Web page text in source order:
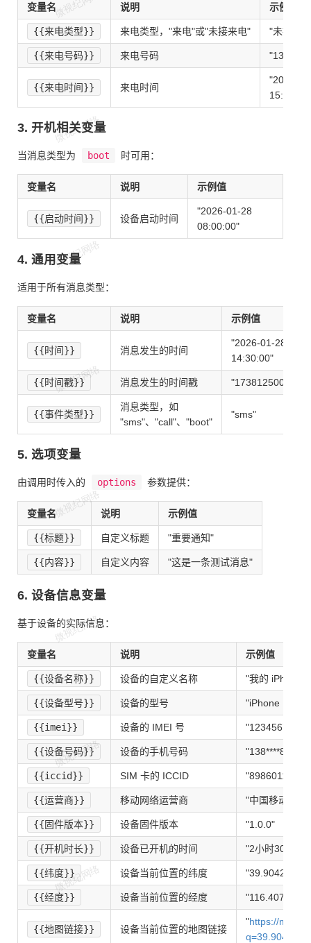
变量名 说明 示例值
{{来电类型}} 来电类型，"来电"或"未接来电" "未接来
{{来电号码}} 来电号码
{{来电时间}} 来电时间
"2026-
15:45:00"
3. 开机相关变量
当消息类型为 boot 时可用：
变量名 说明 示例值
{{启动时间}} 设备启动时间
"2026-01-28
08:00:00"
4. 通用变量
适用于所有消息类型：
变量名 说明 示例值
{{时间}} 消息发生的时间
"2026-01-28
14:30:00"
{{时间戳}} 消息发生的时间戳 "1738125000"
{{事件类型}}
消息类型，如
"sms"、"call"、"boot"
"sms"
5. 选项变量
由调用时传入的 options 参数提供：
变量名 说明 示例值
{{标题}} 自定义标题 "重要通知"
{{内容}} 自定义内容 "这是一条测试消息"
6. 设备信息变量
基于设备的实际信息：
变量名 说明 示例值
{{设备名称}} 设备的自定义名称 "我的 iPhone"
{{设备型号}} 设备的型号 "iPhone 12"
{{imei}} 设备的 IMEI 号
{{设备号码}} 设备的手机号码 "138****8888"
{{iccid}} SIM 卡的 ICCID
{{运营商}} 移动网络运营商 "中国移动"
{{固件版本}} 设备固件版本 "1.0.0"
{{开机时长}} 设备已开机的时间 "2小时30分钟"
{{纬度}} 设备当前位置的纬度 "39.9042"
{{经度}} 设备当前位置的经度 "116.4074"
{{地图链接}} 设备当前位置的地图链接
"https://